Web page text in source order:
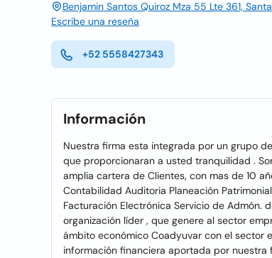
Benjamin Santos Quiroz Mza 55 Lte 361,
Escribe una reseña
+52 5558427343
Información
Nuestra firma esta integrada por un grupo
que proporcionaran a usted tranquilidad .
amplia cartera de Clientes, con mas de 10
Contabilidad Auditoria Planeación
Facturación Electrónica Servicio de Admón.
organización líder , que genere al sector
ámbito económico Coadyuvar con el sector
información financiera aportada por nuestra